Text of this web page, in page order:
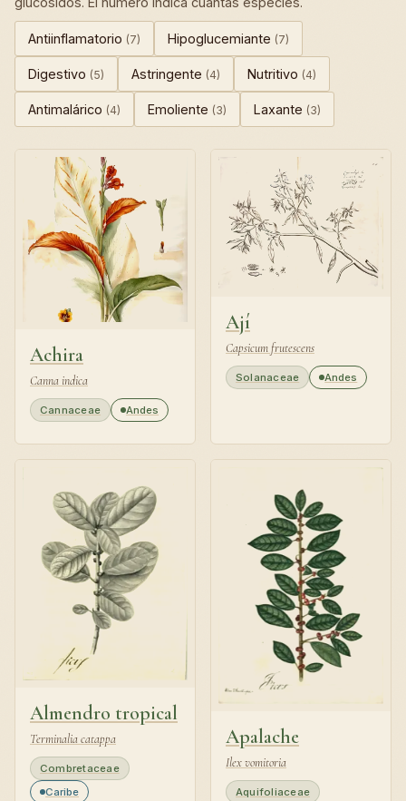
Antiinflamatorio (7) Hipoglucemiante (7)
Digestivo (5) Astringente (4) Nutritivo (4)
Antimalárico (4) Emoliente (3) Laxante (3)
Achira
Canna indica
Cannaceae Andes
Ají
Capsicum frutescens
Solanaceae Andes
Almendro tropical
Terminalia catappa
Combretaceae
Caribe
Apalache
Ilex vomitoria
Aquifoliaceae